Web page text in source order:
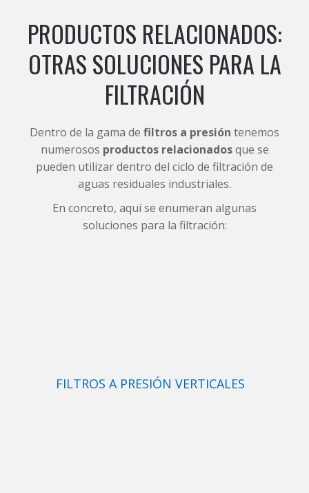
PRODUCTOS RELACIONADOS:
OTRAS SOLUCIONES PARA LA
FILTRACIÓN
Dentro de la gama de filtros a presión tenemos
numerosos productos relacionadosque se
pueden utilizar dentro del ciclo de filtración de
aguas residuales industriales.
En concreto, aquí se enumeran algunas
soluciones para la filtración:
FILTROS A PRESIÓN VERTICALES